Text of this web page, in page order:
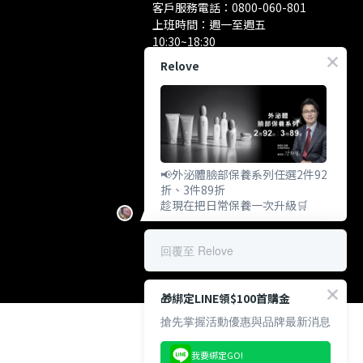
客戶服務電話： 0800-060-801
上班時間：週一至週五
10:30~18:30
洽談業務/合作資訊：
pr@relove.page
Relove
📢外泌體臉部保養系列任選2件92
折、3件89折
趁現在把日常保養一次升級🛒
回覆至 Relove
🎁綁定LINE領$100首購金
搶先掌握活動優惠與品牌最新消息
我要綁定GO!